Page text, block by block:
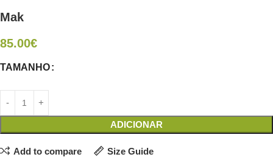
Mak
85.00€
TAMANHO
ADICIONAR
Add to compare Size Guide